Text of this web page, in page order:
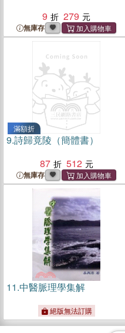
9
279
無庫存
滿額折
9.詩歸竟陵（簡體書）
87
512
無庫存
11.中醫脈理學集解
絕版無法訂購